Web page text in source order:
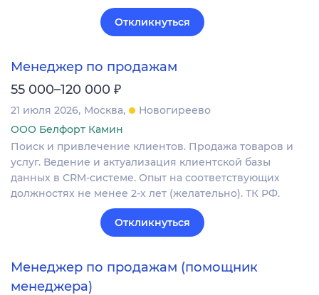
Откликнуться
Менеджер по продажам
55 000–120 000 ₽
21 июля 2026 Москва
Новогиреево
ООО Белфорт Камин
Поиск и привлечение клиентов. Продажа товаров и
услуг. Ведение и актуализация клиентской базы
данных в CRM‐системе. Опыт на соответствующих
должностях не менее 2-х лет (желательно). ТК РФ.
Откликнуться
Менеджер по продажам (помощник
менеджера)